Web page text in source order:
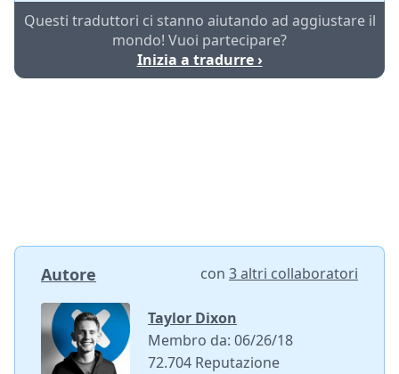
Questi traduttori ci stanno aiutando ad aggiustare il
mondo! Vuoi partecipare?
Inizia a tradurre ›
Autore con 3 altri collaboratori
Taylor Dixon
Membro da: 06/26/18
72.704 Reputazione